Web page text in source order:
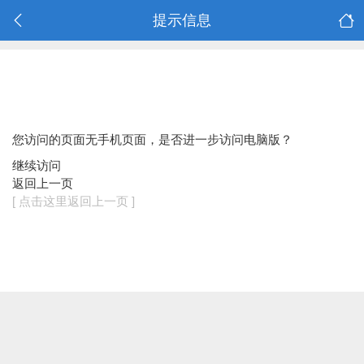
提示信息
您访问的页面无手机页面，是否进一步访问电脑版？
继续访问
返回上一页
[ 点击这里返回上一页 ]